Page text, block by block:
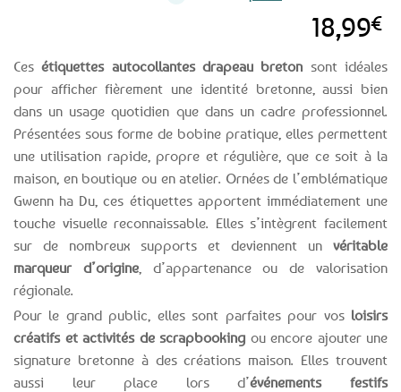
Cesétiquettes autocollantes drapeau breton sont idéales
pour afficher fièrement une identité bretonne, aussi bien
dans un usage quotidien que dans un cadre professionnel.
Présentées sous forme de bobine pratique, elles permettent
une utilisation rapide, propre et régulière, que ce soit à la
maison, en boutique ou en atelier. Ornées de l’emblématique
Gwenn ha Du, ces étiquettes apportent immédiatement une
touche visuelle reconnaissable. Elles s’intègrent facilement
sur de nombreux supports et deviennent un véritable
marqueur d’origine, d’appartenance ou de valorisation
régionale.
Pour le grand public, elles sont parfaites pour vos loisirs
créatifs et activités de scrapbooking ou encore ajouter une
signature bretonne à des créations maison. Elles trouvent
aussi leur place lors d’événements festifs
18,99€